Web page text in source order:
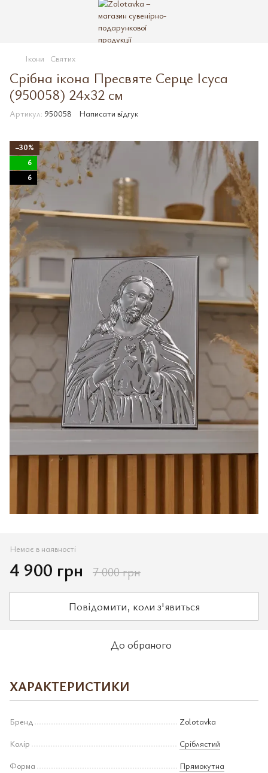
Ікони Святих
Срібна ікона Пресвяте Серце Ісуса
(950058) 24х32 см
Артикул: 950058 Написати відгук
−30%
6
6
Немає в наявності
4 900 грн 7 000 грн
Повідомити, коли з'явиться
До обраного
ХАРАКТЕРИСТИКИ
Бренд
Zolotavka
Колір
Сріблястий
Форма
Прямокутна